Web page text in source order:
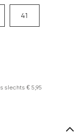
41
slechts € 5,95